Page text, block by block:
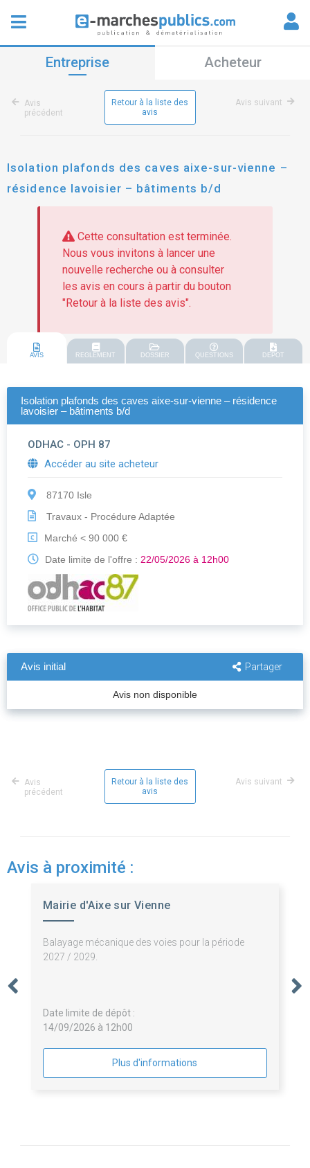
Entreprise Acheteur
Avis
précédent
Retour à la liste des
avis
Avis suivant
Isolation plafonds des caves aixe-sur-vienne –
résidence lavoisier – bâtiments b/d
Cette consultation est terminée.
Nous vous invitons à lancer une
nouvelle recherche ou à consulter
les avis en cours à partir du bouton
"Retour à la liste des avis".
AVIS REGLEMENT DOSSIER QUESTIONS DEPOT
Isolation plafonds des caves aixe-sur-vienne – résidence
lavoisier – bâtiments b/d
ODHAC - OPH 87
Accéder au site acheteur
87170 Isle
Travaux - Procédure Adaptée
€
Marché < 90 000 €
Date limite de l'offre : 22/05/2026 à 12h00
Avis initial Partager
Avis non disponible
Avis
précédent
Retour à la liste des
avis
Avis suivant
Avis à proximité :
Mairie d'Aixe sur Vienne
Balayage mécanique des voies pour la période
2027 / 2029.
Date limite de dépôt :
14/09/2026 à 12h00
Plus d'informations